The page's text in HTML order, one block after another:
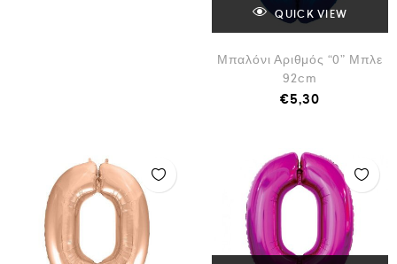
QUICK VIEW
Μπαλόνι Αριθμός “0” Μπλε
92cm
€5,30